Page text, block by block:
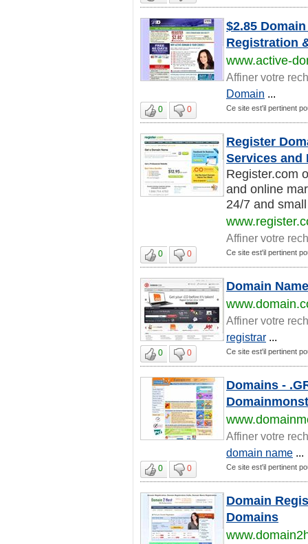
$2.85
Registration
www.active-
Affiner votre
Domain ...
0 0 Ce site est'il pertinent
Register
Services and
Register.com
and online
24/7 and
Affiner votre
0 0 Ce site est'il pertinent
Domain
Affiner votre
registrar ...
0 0 Ce site est'il pertinent
Domains -
Affiner votre
domain name ...
0 0 Ce site est'il pertinent
Domain
Domains